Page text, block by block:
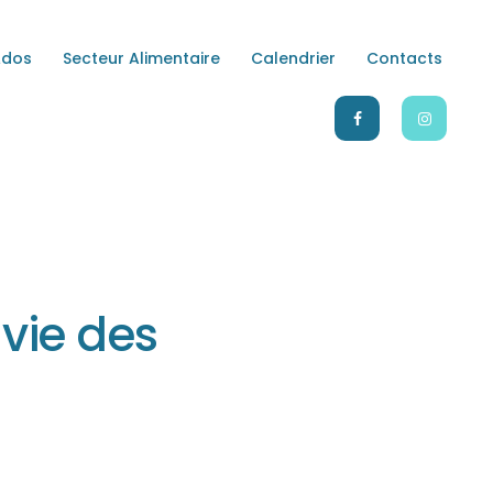
Secteur Alimentaire Calendrier Contacts
des